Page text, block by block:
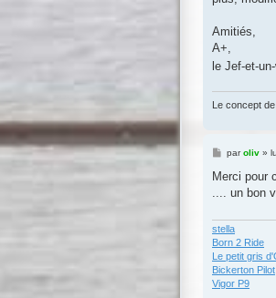
Amitiés,
A+,
le Jef-et-
Le concept
M
s
a
paroliv»
Merci pour
.... un bon
stella
Born 2 Ride
Le petit gris
Bickerton Pilot
Vigor P9